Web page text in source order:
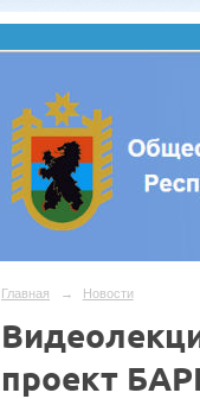
Главная → Новости
проект